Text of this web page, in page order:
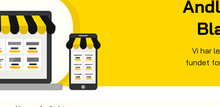
Vi har
fundet